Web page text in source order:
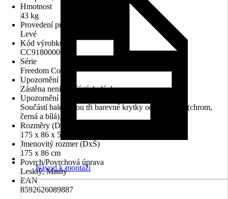
Hmotnost
43 kg
Provedení pro rohovou montáž
Levé
Kód výrobku
CC91800000
Série
Freedom Corner
Upozornění
Zástěna není součástí dodávky.
Upozornění
Součástí balení jsou tři barevné krytky odtoku vany (chrom,
černá a bílá).
Rozměry (DxŠxV)
175 x 86 x 58 cm
Jmenovitý rozmer (DxŠ)
175 x 86 cm
Povrch/Povrchová úprava
Lesklý, Matný
EAN
8592626089887
Návod k montáži